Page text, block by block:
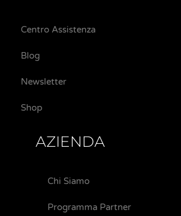
Centro Assistenza
Blog
Newsletter
Shop
AZIENDA
Chi Siamo
Programma Partner